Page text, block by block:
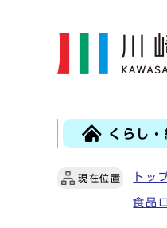
くらし・
現在位置 トッ
食品